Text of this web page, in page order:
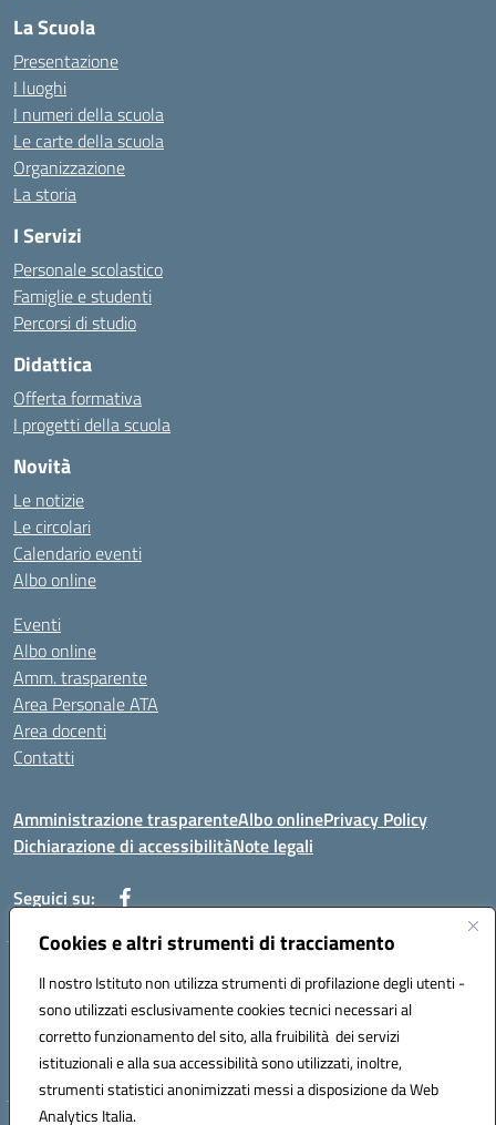
Cookies e altri strumenti di tracciamento
Il nostro Istituto non utilizza strumenti di profilazione degli utenti -
sono utilizzati esclusivamente cookies tecnici necessari al
corretto funzionamento del sito, alla fruibilità dei servizi
istituzionali e alla sua accessibilità sono utilizzati, inoltre,
strumenti statistici anonimizzati messi a disposizione da Web
Analytics Italia.
La Scuola
Presentazione
I luoghi
I numeri della scuola
Le carte della scuola
Organizzazione
La storia
I Servizi
Personale scolastico
Famiglie e studenti
Percorsi di studio
Didattica
Offerta formativa
I progetti della scuola
Novità
Le notizie
Le circolari
Calendario eventi
Albo online
Eventi
Albo online
Amm. trasparente
Area Personale ATA
Area docenti
Contatti
Amministrazione trasparenteAlbo onlinePrivacy Policy
Dichiarazione di accessibilitàNote legali
Seguici su:
Indirizzo: VIA BRECCIAME, 46 - 81024 MADDALONI (CE)
Mail: CEIC8AU001@istruzione.it - Pec: CEIC8AU001@pec.istruzione.it -
Telefono: 0823408721
Meccanografico: CEIC8AU001
Codice fiscale: 93086080616